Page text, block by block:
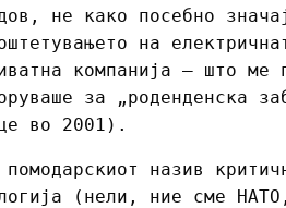
не како посебно
на
компанија – што ме
за „роденденска
во 2001).
назив
(нели, ние сме